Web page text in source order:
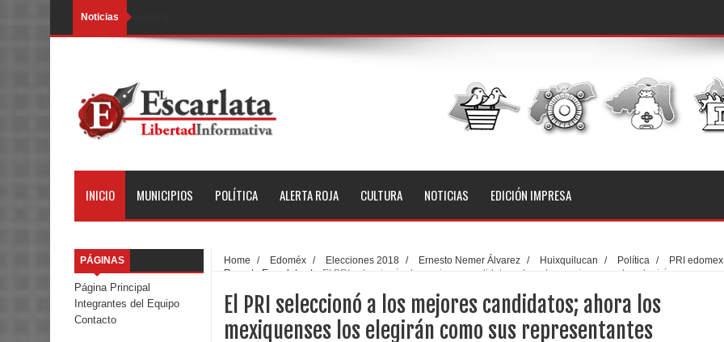
Noticias
INICIO MUNICIPIOS POLÍTICA ALERTA ROJA CULTURA NOTICIAS EDICIÓN IMPRESA
PÁGINAS
Página Principal
Integrantes del Equipo
Contacto
Home / Edoméx / Elecciones 2018 / Ernesto Nemer Álvarez / Huixquilucan / Política / PRI edomex
Reporte Escarlata
/
El PRI seleccionó a los mejores candidatos; ahora los mexiquenses los elegirán como sus
El PRI seleccionó a los mejores candidatos; ahora los
mexiquenses los elegirán como sus representantes